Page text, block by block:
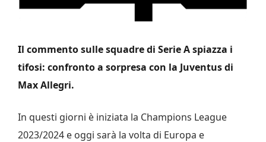
Il commento sulle squadre di Serie A spiazza i
tifosi: confronto a sorpresa con la Juventus di
Max Allegri.
In questi giorni è iniziata la Champions League
2023/2024 e oggi sarà la volta di Europa e